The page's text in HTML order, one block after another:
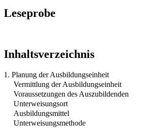
Leseprobe
Inhaltsverzeichnis
1. Planung der Ausbildungseinheit
Vermittlung der Ausbildungseinheit
Voraussetzungen des Auszubildenden
Unterweisungsort
Ausbildungsmittel
Unterweisungsmethode